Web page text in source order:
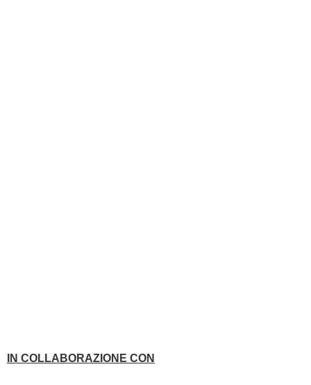
IN COLLABORAZIONE CON